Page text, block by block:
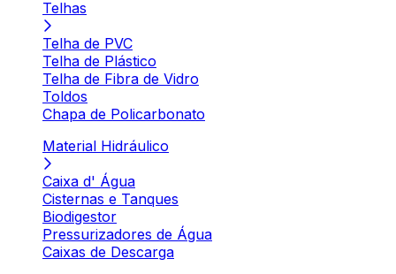
Telhas
Telha de PVC
Telha de Plástico
Telha de Fibra de Vidro
Toldos
Chapa de Policarbonato
Material Hidráulico
Caixa d' Água
Cisternas e Tanques
Biodigestor
Pressurizadores de Água
Caixas de Descarga